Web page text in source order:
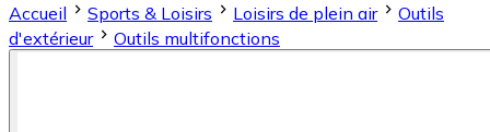
Accueil
Sports & Loisirs Loisirs de plein air
Outils
d'extérieur
Outils multifonctions